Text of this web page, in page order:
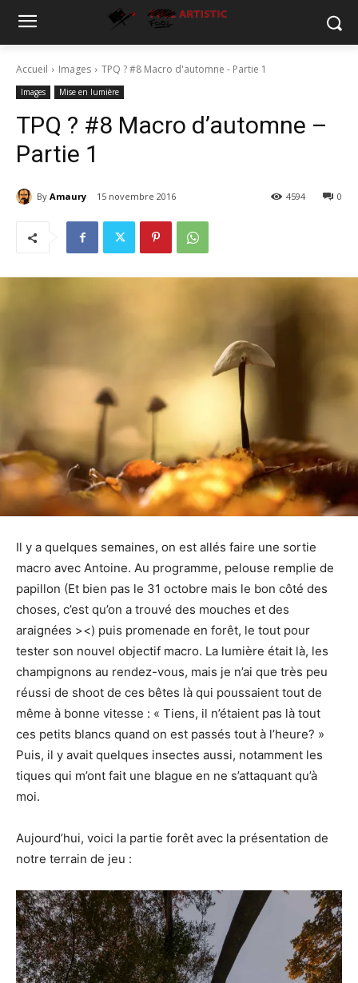
Accueil Images TPQ ? #8 Macro d'automne - Partie 1
Images Mise en lumière
TPQ ? #8 Macro d’automne –
Partie 1
By Amaury 15 novembre 2016 0
4594
Il y a quelques semaines, on est allés faire une sortie
macro avec Antoine. Au programme, pelouse remplie de
papillon (Et bien pas le 31 octobre mais le bon côté des
choses, c’est qu’on a trouvé des mouches et des
araignées ><) puis promenade en forêt, le tout pour
tester son nouvel objectif macro. La lumière était là, les
champignons au rendez-vous, mais je n’ai que très peu
réussi de shoot de ces bêtes là qui poussaient tout de
même à bonne vitesse : « Tiens, il n’étaient pas là tout
ces petits blancs quand on est passés tout à l’heure? »
Puis, il y avait quelques insectes aussi, notamment les
tiques qui m’ont fait une blague en ne s’attaquant qu’à
moi.
Aujourd’hui, voici la partie forêt avec la présentation de
notre terrain de jeu :